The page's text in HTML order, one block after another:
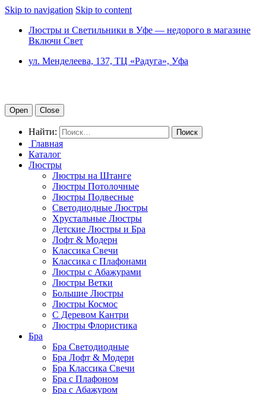
Skip to navigation Skip to content
Люстры и Светильники в Уфе — недорого в магазине
Включи Свет
ул. Менделеева, 137, ТЦ «Радуга», Уфа
Open Close
Найти:
Главная
Каталог
Люстры
Люстры на Штанге
Люстры Потолочные
Люстры Подвесные
Светодиодные Люстры
Хрустальные Люстры
Детские Люстры и Бра
Лофт & Модерн
Классика Свечи
Классика с Плафонами
Люстры с Абажурами
Люстры Ветки
Большие Люстры
Люстры Космос
С Деревом Кантри
Люстры Флористика
Бра
Бра Светодиодные
Бра Лофт & Модерн
Бра Классика Свечи
Бра с Плафоном
Бра с Абажуром